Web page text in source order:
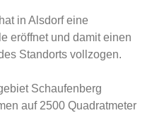
in Alsdorf eine
eröffnet und damit einen
Standorts vollzogen.
Schaufenberg
auf 2500 Quadratmeter